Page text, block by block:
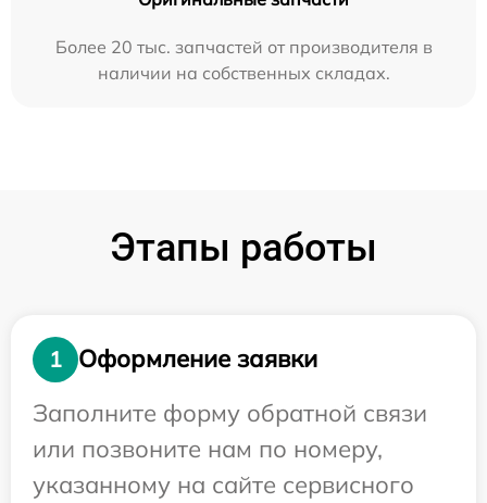
Более 20 тыс. запчастей от производителя в
наличии на собственных складах.
Этапы работы
1
Оформление заявки
Заполните форму обратной связи
или позвоните нам по номеру,
указанному на сайте сервисного